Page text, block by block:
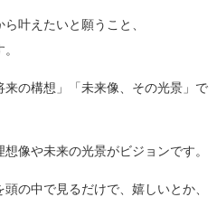
叶えたいと願うこと、
の構想」「未来像、その光景」で
像や未来の光景がビジョンです。
の中で見るだけで、嬉しいとか、